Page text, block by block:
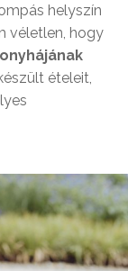
helyszín
véletlen, hogy
ételeit,